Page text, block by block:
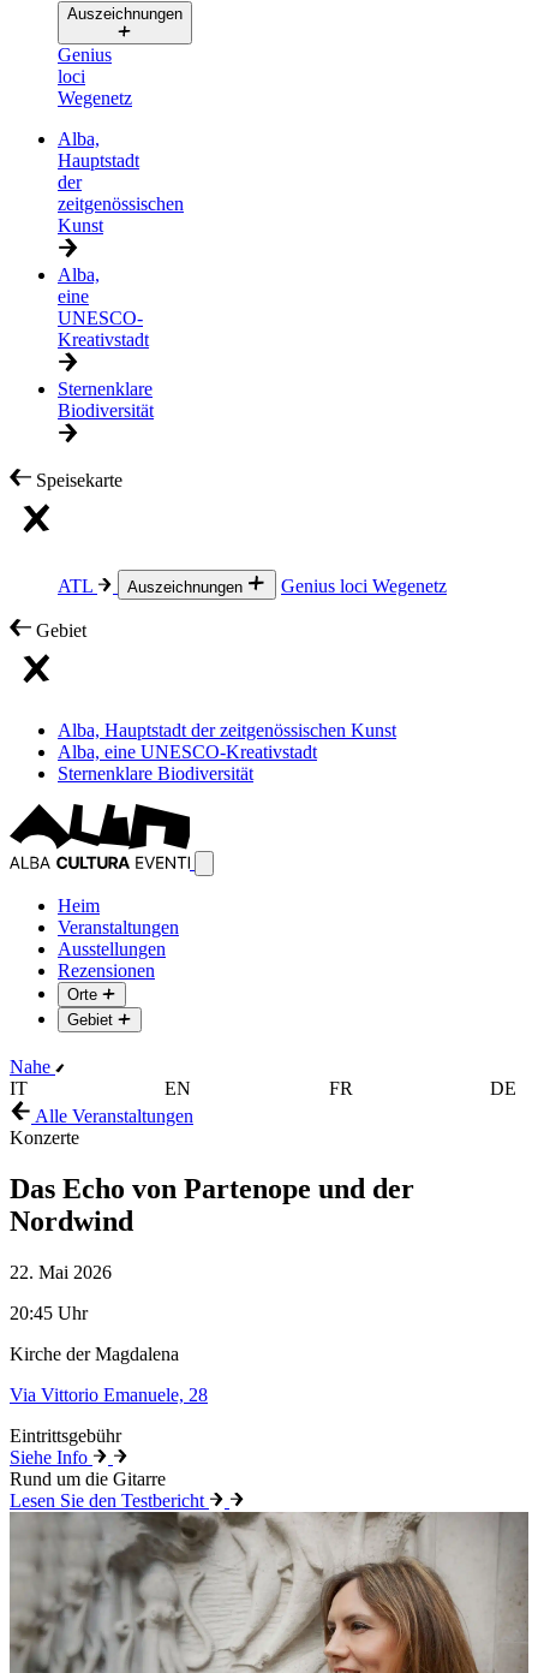
Auszeichnungen
Genius
loci
Wegenetz
Alba,
Hauptstadt
der
zeitgenössischen
Kunst
Alba,
eine
UNESCO-
Kreativstadt
Sternenklare
Biodiversität
Speisekarte
ATL Auszeichnungen Genius loci Wegenetz
Gebiet
Alba, Hauptstadt der zeitgenössischen Kunst
Alba, eine UNESCO-Kreativstadt
Sternenklare Biodiversität
Heim
Veranstaltungen
Ausstellungen
Rezensionen
Orte
Gebiet
Nahe
IT
EN FR
DE
Alle Veranstaltungen
Konzerte
Das Echo von Partenope und der
Nordwind
22. Mai 2026
20:45 Uhr
Kirche der Magdalena
Via Vittorio Emanuele, 28
Eintrittsgebühr
Siehe Info
Rund um die Gitarre
Lesen Sie den Testbericht